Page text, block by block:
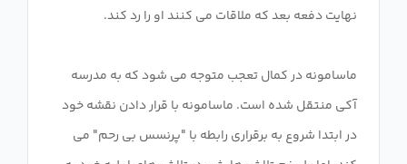
ماسامونه در کمال تعجب متوجه می شود که به مدرسه
آکی منتقل شده است. ماسامونه با قرار دادن نقشه خود
در ابتدا شروع به برقراری رابطه با "پرنسس بی رحم" می